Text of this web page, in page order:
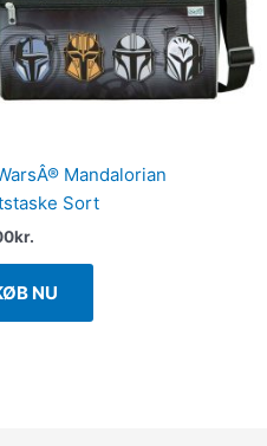
Mandalorian
Sort
kr.
NU